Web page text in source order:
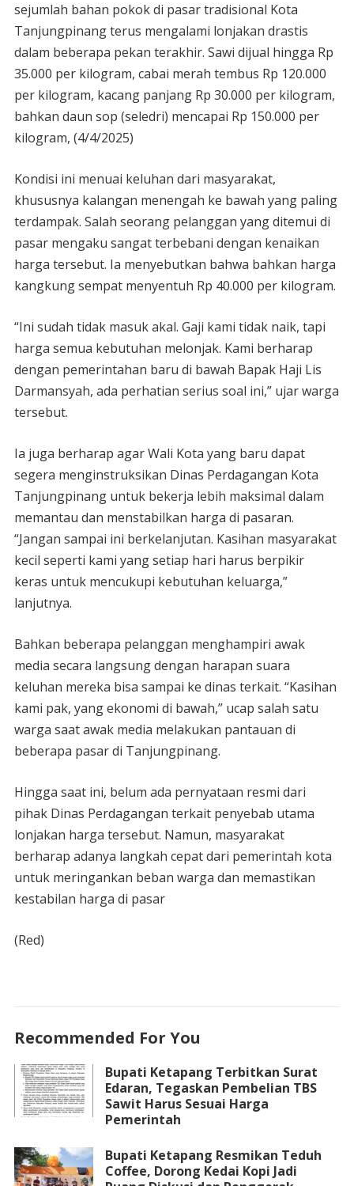
sejumlah bahan pokok di pasar tradisional Kota
Tanjungpinang terus mengalami lonjakan drastis
dalam beberapa pekan terakhir. Sawi dijual hingga Rp
35.000 per kilogram, cabai merah tembus Rp 120.000
per kilogram, kacang panjang Rp 30.000 per kilogram,
bahkan daun sop (seledri) mencapai Rp 150.000 per
kilogram, (4/4/2025)
Kondisi ini menuai keluhan dari masyarakat,
khususnya kalangan menengah ke bawah yang paling
terdampak. Salah seorang pelanggan yang ditemui di
pasar mengaku sangat terbebani dengan kenaikan
harga tersebut. Ia menyebutkan bahwa bahkan harga
kangkung sempat menyentuh Rp 40.000 per kilogram.
“Ini sudah tidak masuk akal. Gaji kami tidak naik, tapi
harga semua kebutuhan melonjak. Kami berharap
dengan pemerintahan baru di bawah Bapak Haji Lis
Darmansyah, ada perhatian serius soal ini,” ujar warga
tersebut.
Ia juga berharap agar Wali Kota yang baru dapat
segera menginstruksikan Dinas Perdagangan Kota
Tanjungpinang untuk bekerja lebih maksimal dalam
memantau dan menstabilkan harga di pasaran.
“Jangan sampai ini berkelanjutan. Kasihan masyarakat
kecil seperti kami yang setiap hari harus berpikir
keras untuk mencukupi kebutuhan keluarga,”
lanjutnya.
Bahkan beberapa pelanggan menghampiri awak
media secara langsung dengan harapan suara
keluhan mereka bisa sampai ke dinas terkait. “Kasihan
kami pak, yang ekonomi di bawah,” ucap salah satu
warga saat awak media melakukan pantauan di
beberapa pasar di Tanjungpinang.
Hingga saat ini, belum ada pernyataan resmi dari
pihak Dinas Perdagangan terkait penyebab utama
lonjakan harga tersebut. Namun, masyarakat
berharap adanya langkah cepat dari pemerintah kota
untuk meringankan beban warga dan memastikan
kestabilan harga di pasar
(Red)
Recommended For You
Bupati Ketapang Terbitkan Surat
Edaran, Tegaskan Pembelian TBS
Sawit Harus Sesuai Harga
Pemerintah
Bupati Ketapang Resmikan Teduh
Coffee, Dorong Kedai Kopi Jadi